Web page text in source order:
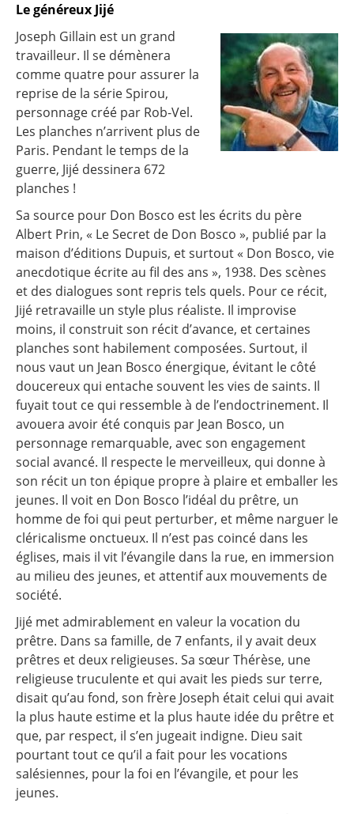
Le généreux Jijé
Joseph Gillain est un grand
travailleur. Il se démènera
comme quatre pour assurer la
reprise de la série Spirou,
personnage créé par Rob-Vel.
Les planches n’arrivent plus de
Paris. Pendant le temps de la
guerre, Jijé dessinera 672
planches !
Sa source pour Don Bosco est les écrits du père
Albert Prin, « Le Secret de Don Bosco », publié par la
maison d’éditions Dupuis, et surtout « Don Bosco, vie
anecdotique écrite au fil des ans », 1938. Des scènes
et des dialogues sont repris tels quels. Pour ce récit,
Jijé retravaille un style plus réaliste. Il improvise
moins, il construit son récit d’avance, et certaines
planches sont habilement composées. Surtout, il
nous vaut un Jean Bosco énergique, évitant le côté
doucereux qui entache souvent les vies de saints. Il
fuyait tout ce qui ressemble à de l’endoctrinement. Il
avouera avoir été conquis par Jean Bosco, un
personnage remarquable, avec son engagement
social avancé. Il respecte le merveilleux, qui donne à
son récit un ton épique propre à plaire et emballer les
jeunes. Il voit en Don Bosco l’idéal du prêtre, un
homme de foi qui peut perturber, et même narguer le
cléricalisme onctueux. Il n’est pas coincé dans les
églises, mais il vit l’évangile dans la rue, en immersion
au milieu des jeunes, et attentif aux mouvements de
société.
Jijé met admirablement en valeur la vocation du
prêtre. Dans sa famille, de 7 enfants, il y avait deux
prêtres et deux religieuses. Sa sœur Thérèse, une
religieuse truculente et qui avait les pieds sur terre,
disait qu’au fond, son frère Joseph était celui qui avait
la plus haute estime et la plus haute idée du prêtre et
que, par respect, il s’en jugeait indigne. Dieu sait
pourtant tout ce qu’il a fait pour les vocations
salésiennes, pour la foi en l’évangile, et pour les
jeunes.